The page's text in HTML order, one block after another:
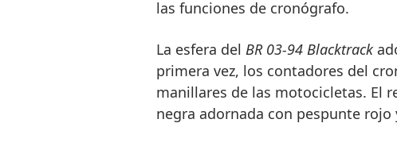
las funciones de cronógrafo.
La esfera del BR 03-94 Blacktrack
primera vez, los contadores del
manillares de las motocicletas. El
negra adornada con pespunte